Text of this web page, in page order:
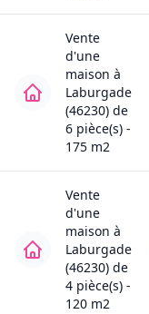
Vente
d'une
maison à
Laburgade
(46230) de
6 pièce(s) -
175 m2
Vente
d'une
maison à
Laburgade
(46230) de
4 pièce(s) -
120 m2